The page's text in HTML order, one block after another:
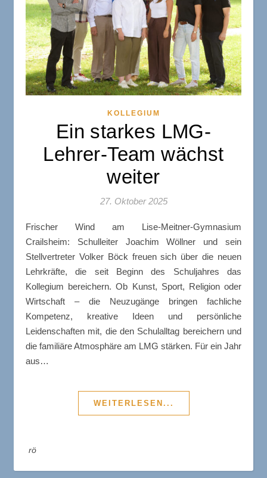
KOLLEGIUM
Ein starkes LMG-
Lehrer-Team wächst
weiter
27. Oktober 2025
Frischer Wind am Lise-Meitner-Gymnasium
Crailsheim: Schulleiter Joachim Wöllner und sein
Stellvertreter Volker Böck freuen sich über die neuen
Lehrkräfte, die seit Beginn des Schuljahres das
Kollegium bereichern. Ob Kunst, Sport, Religion oder
Wirtschaft – die Neuzugänge bringen fachliche
Kompetenz, kreative Ideen und persönliche
Leidenschaften mit, die den Schulalltag bereichern und
die familiäre Atmosphäre am LMG stärken. Für ein Jahr
aus…
WEITERLESEN...
rö